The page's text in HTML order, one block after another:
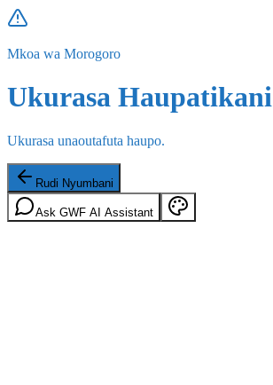
Mkoa wa Morogoro
Ukurasa Haupatikani
Ukurasa unaoutafuta haupo.
Rudi Nyumbani
Ask GWF AI Assistant